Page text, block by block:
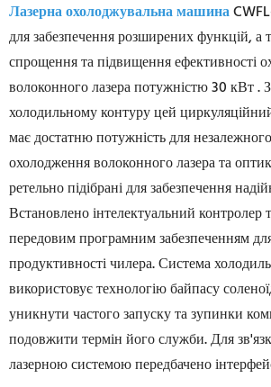
Лазерна охолоджувальна машина
для забезпечення розширених функцій, а
спрощення та підвищення ефективності
волоконного лазера потужністю 30 кВт.
холодильному контуру цей
має достатню потужність для
охолодження волоконного лазера та
ретельно підібрані для забезпечення
Встановлено інтелектуальний контролер
передовим програмним забезпеченням
продуктивності чилера. Система
використовує технологію байпасу
уникнути частого запуску та зупинки
подовжити термін його служби. Для
лазерною системою передбачено